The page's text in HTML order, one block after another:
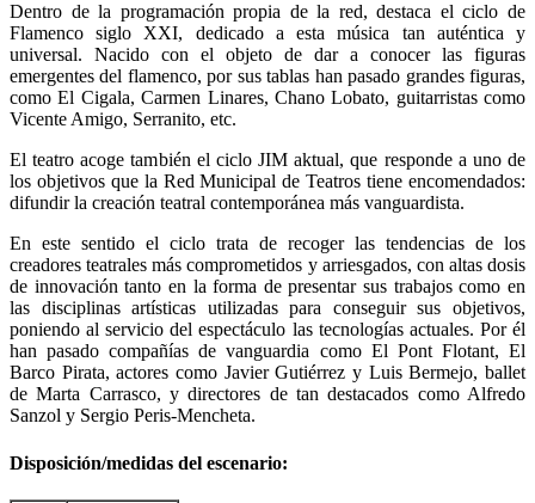
Dentro de la programación propia de la red, destaca el ciclo de
Flamenco siglo XXI, dedicado a esta música tan auténtica y
universal. Nacido con el objeto de dar a conocer las figuras
emergentes del flamenco, por sus tablas han pasado grandes figuras,
como El Cigala, Carmen Linares, Chano Lobato, guitarristas como
Vicente Amigo, Serranito, etc.
El teatro acoge también el ciclo JIM aktual, que responde a uno de
los objetivos que la Red Municipal de Teatros tiene encomendados:
difundir la creación teatral contemporánea más vanguardista.
En este sentido el ciclo trata de recoger las tendencias de los
creadores teatrales más comprometidos y arriesgados, con altas dosis
de innovación tanto en la forma de presentar sus trabajos como en
las disciplinas artísticas utilizadas para conseguir sus objetivos,
poniendo al servicio del espectáculo las tecnologías actuales. Por él
han pasado compañías de vanguardia como El Pont Flotant, El
Barco Pirata, actores como Javier Gutiérrez y Luis Bermejo, ballet
de Marta Carrasco, y directores de tan destacados como Alfredo
Sanzol y Sergio Peris-Mencheta.
Disposición/medidas del escenario: